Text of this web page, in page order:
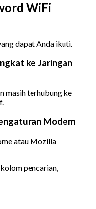
WiFi
dapat Anda ikuti.
ke Jaringan
masih terhubung ke
Modem
atau Mozilla
pencarian,